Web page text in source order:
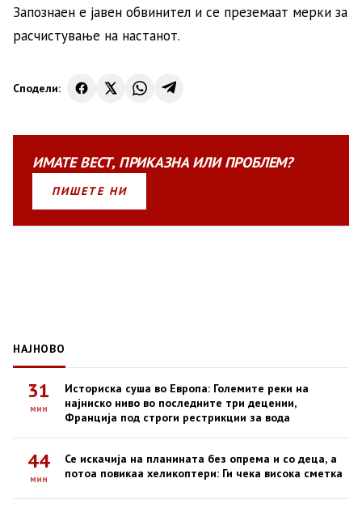
Запознаен е јавен обвинител и се преземаат мерки за
расчистување на настанот.
Сподели:
ИМАТЕВЕСТ, ПРИКАЗНАИЛИПРОБЛЕМ?
ПИШЕТЕ НИ
НАЈНОВО
31
мин
Историска суша во Европа: Големите реки на
најниско ниво во последните три децении,
Франција под строги рестрикции за вода
44
мин
Се искачија на планината без опрема и со деца, а
потоа повикаа хеликоптери: Ги чека висока сметка